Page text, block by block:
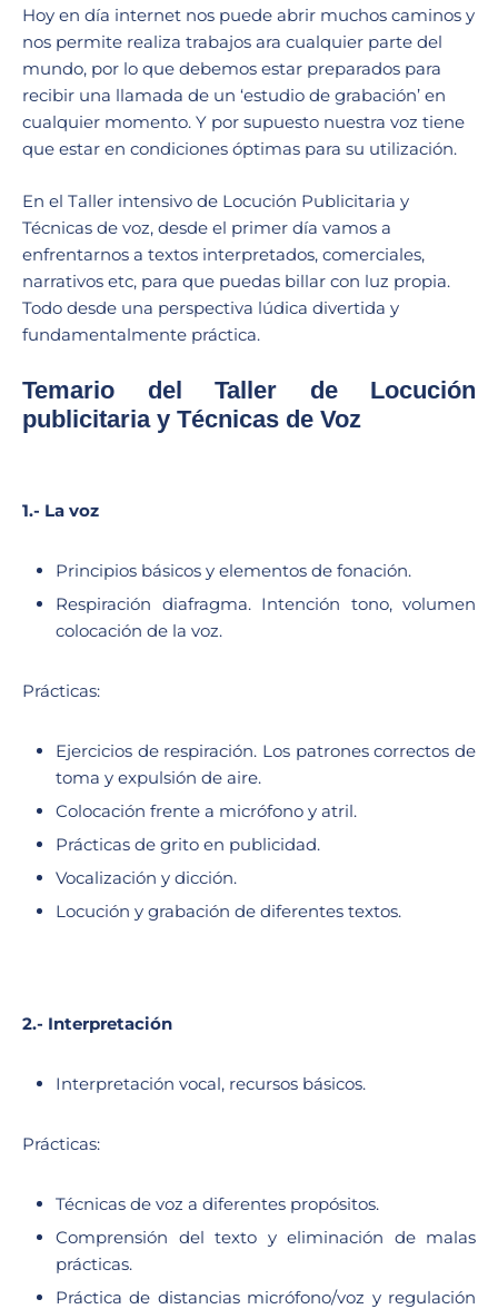
Hoy en día internet nos puede abrir muchos caminos y
nos permite realiza trabajos ara cualquier parte del
mundo, por lo que debemos estar preparados para
recibir una llamada de un ‘estudio de grabación’ en
cualquier momento. Y por supuesto nuestra voz tiene
que estar en condiciones óptimas para su utilización.
En el Taller intensivo de Locución Publicitaria y
Técnicas de voz, desde el primer día vamos a
enfrentarnos a textos interpretados, comerciales,
narrativos etc, para que puedas billar con luz propia.
Todo desde una perspectiva lúdica divertida y
fundamentalmente práctica.
Temario del Taller de Locución
publicitaria y Técnicas de Voz
1.- La voz
Principios básicos y elementos de fonación.
Respiración diafragma. Intención tono, volumen
colocación de la voz.
Prácticas:
Ejercicios de respiración. Los patrones correctos de
toma y expulsión de aire.
Colocación frente a micrófono y atril.
Prácticas de grito en publicidad.
Vocalización y dicción.
Locución y grabación de diferentes textos.
2.- Interpretación
Interpretación vocal, recursos básicos.
Prácticas:
Técnicas de voz a diferentes propósitos.
Comprensión del texto y eliminación de malas
prácticas.
Práctica de distancias micrófono/voz y regulación